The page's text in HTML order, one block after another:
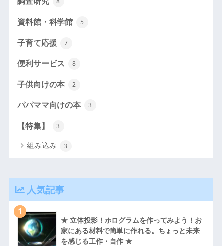
資料館・科学館 5
子育て応援 7
便利サービス 8
子供向けの本 2
パパママ向けの本 3
【特集】 3
組み込み 3
人気記事
1
★ 立体投影！ホログラムを作ってみよう！お
家にある材料で簡単に作れる。ちょっと未来
を感じる工作・自作 ★